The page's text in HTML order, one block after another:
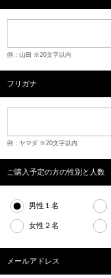
例：山田 ※20文字以内
フリガナ
例：ヤマダ ※20文字以内
ご購入予定の方の性別と人数
男性１名
女性２名
メールアドレス